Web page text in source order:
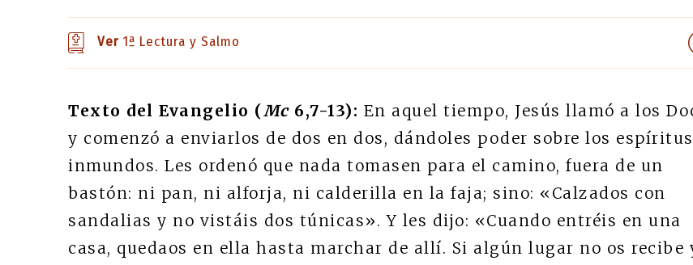
Ver 1ª Lectura y Salmo
Texto del Evangelio (Mc6,7-13): En aquel tiempo, Jesús llamó a los
y comenzó a enviarlos de dos en dos, dándoles poder sobre los espíritus
inmundos. Les ordenó que nada tomasen para el camino, fuera de un
bastón: ni pan, ni alforja, ni calderilla en la faja; sino: «Calzados con
sandalias y no vistáis dos túnicas». Y les dijo: «Cuando entréis en una
casa, quedaos en ella hasta marchar de allí. Si algún lugar no os recibe